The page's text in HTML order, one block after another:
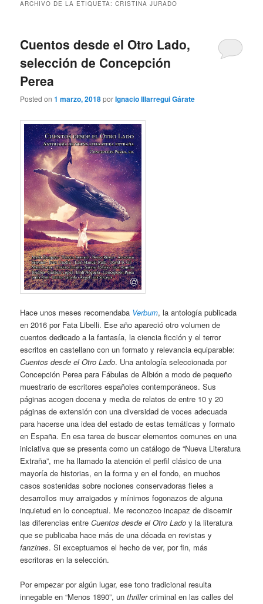
ARCHIVO DE LA ETIQUETA:CRISTINA JURADO
Cuentos desde el Otro Lado,
selección de Concepción
Perea
Posted on1 marzo, 2018porIgnacio Illarregui Gárate
Hace unos meses recomendaba Verbum, la antología publicada
en 2016 por Fata Libelli. Ese año apareció otro volumen de
cuentos dedicado a la fantasía, la ciencia ficción y el terror
escritos en castellano con un formato y relevancia equiparable:
Cuentos desde el Otro Lado. Una antología seleccionada por
Concepción Perea para Fábulas de Albión a modo de pequeño
muestrario de escritores españoles contemporáneos. Sus
páginas acogen docena y media de relatos de entre 10 y 20
páginas de extensión con una diversidad de voces adecuada
para hacerse una idea del estado de estas temáticas y formato
en España. En esa tarea de buscar elementos comunes en una
iniciativa que se presenta como un catálogo de “Nueva Literatura
Extraña”, me ha llamado la atención el perfil clásico de una
mayoría de historias, en la forma y en el fondo, en muchos
casos sostenidas sobre nociones conservadoras fieles a
desarrollos muy arraigados y mínimos fogonazos de alguna
inquietud en lo conceptual. Me reconozco incapaz de discernir
las diferencias entreCuentos desde el Otro Lado y la literatura
que se publicaba hace más de una década en revistas y
fanzines. Si exceptuamos el hecho de ver, por fin, más
escritoras en la selección.
Por empezar por algún lugar, ese tono tradicional resulta
innegable en “Menos 1890”, unthrillercriminal en las calles del